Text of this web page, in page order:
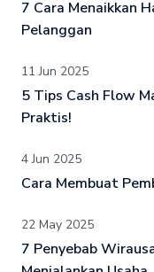
7 Cara Menaikkan
Pelanggan
11 Jun 2025
5 Tips Cash Flow
Praktis!
4 Jun 2025
Cara Membuat
22 May 2025
7 Penyebab